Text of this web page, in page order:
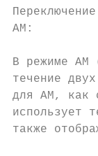
AM:
В режиме AM
течение
для AM, как
использует
также